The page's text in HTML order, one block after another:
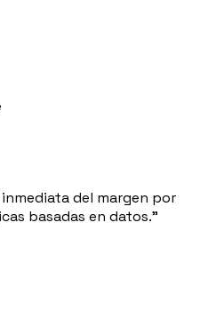
del margen por
basadas en datos.”